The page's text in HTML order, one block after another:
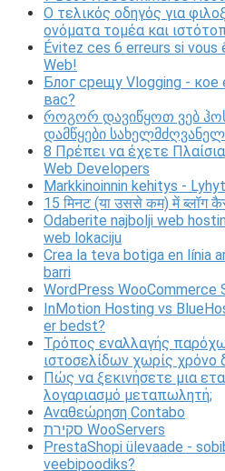
Ο τελικός οδηγός για
ονόματα τομέα και
Évitez ces 6 erreurs si vous
Web!
Блог срещу Vlogging -
вас?
როგორ დავიწყოთ ვებ
დამწყები
8 Πρέπει να έχετε
Web Developers
Markkinoinnin kehitys -
15 मिनट (या उससे कम) में ब्लॉग
Odaberite najbolji web
web lokaciju
Crea la teva botiga en línia
barri
WordPress WooCommerce
InMotion Hosting vs
er bedst?
Τρόπος εναλλαγής
ιστοσελίδων χωρίς χρόνο
Πώς να ξεκινήσετε μια
λογαριασμό μεταπωλητή;
Αναθεώρηση Contabo
סקירת WooServers
PrestaShopi ülevaade -
veebipoodiks?